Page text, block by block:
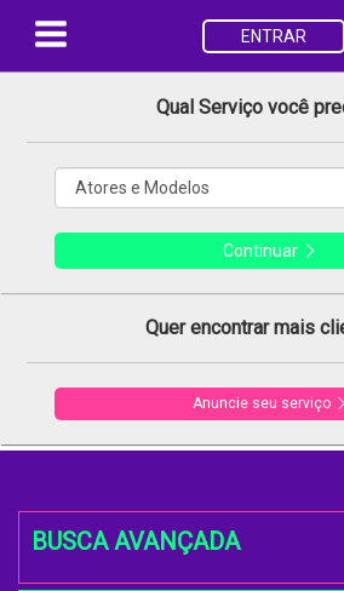
ENTRAR
Qual Serviço você
Continuar
Quer encontrar mais
Anuncie seu serviço
BUSCA AVANÇADA